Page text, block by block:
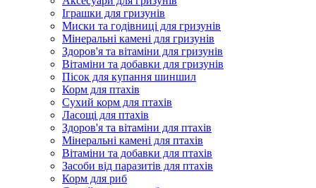
Іграшки для гризунів
Миски та годівниці для гризунів
Мінеральні камені для гризунів
Здоров'я та вітаміни для гризунів
Вітаміни та добавки для гризунів
Пісок для купання шиншил
Корм для птахів
Сухий корм для птахів
Ласощі для птахів
Здоров'я та вітаміни для птахів
Мінеральні камені для птахів
Вітаміни та добавки для птахів
Засоби від паразитів для птахів
Корм для риб